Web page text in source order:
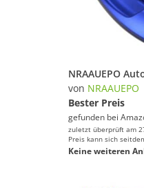
von NRAAUEPO
Bester Preis
gefunden bei
zuletzt überprüft am
Preis kann sich
Keine weiteren